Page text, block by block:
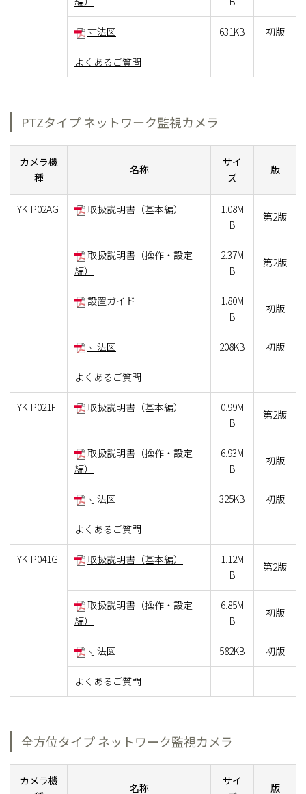
寸法図 631KB 初版
よくあるご質問
PTZタイプ ネットワーク監視カメラ
カメラ機
種
名称
サイ
ズ
版
YK-P02AG 取扱説明書（基本編）
1.08M
B
第2版
取扱説明書（操作・設定
編）
2.37M
B
第2版
設置ガイド
1.80M
B
初版
寸法図 208KB 初版
よくあるご質問
YK-P021F 取扱説明書（基本編）
0.99M
B
第2版
取扱説明書（操作・設定
編）
6.93M
B
初版
寸法図 325KB 初版
よくあるご質問
YK-P041G 取扱説明書（基本編）
1.12M
B
第2版
取扱説明書（操作・設定
編）
6.85M
B
初版
寸法図 582KB 初版
よくあるご質問
全方位タイプ ネットワーク監視カメラ
カメラ機
名称
サイ
版